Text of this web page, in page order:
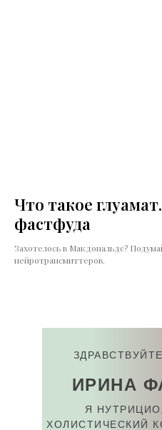
Что такое
фастфуда
Захотелось в Макдональдс?
нейротрансмиттеров.
ИРИНА
Я
ХОЛИСТИЧЕСКИЙ